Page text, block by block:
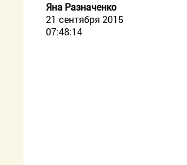
Яна Разначенко
21 сентября 2015
07:48:14